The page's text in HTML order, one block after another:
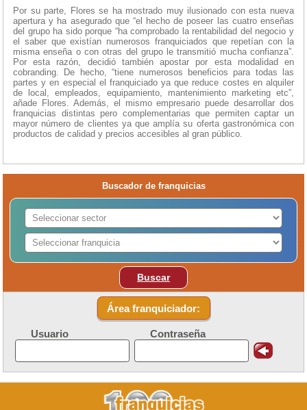
Por su parte, Flores se ha mostrado muy ilusionado con esta nueva
apertura y ha asegurado que “el hecho de poseer las cuatro enseñas
del grupo ha sido porque “ha comprobado la rentabilidad del negocio y
el saber que existían numerosos franquiciados que repetían con la
misma enseña o con otras del grupo le transmitió mucha confianza”.
Por esta razón, decidió también apostar por esta modalidad en
cobranding. De hecho, “tiene numerosos beneficios para todas las
partes y en especial el franquiciado ya que reduce costes en alquiler
de local, empleados, equipamiento, mantenimiento marketing etc”,
añade Flores. Además, el mismo empresario puede desarrollar dos
franquicias distintas pero complementarias que permiten captar un
mayor número de clientes ya que amplía su oferta gastronómica con
productos de calidad y precios accesibles al gran público.
Buscador de franquicias
Buscar
Área franquiciador:
Usuario Contraseña